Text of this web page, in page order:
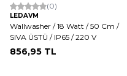
(0)
LEDAVM
Wallwasher / 18 Watt / 50 Cm /
SIVA ÜSTÜ / IP65 / 220 V
856,95 TL